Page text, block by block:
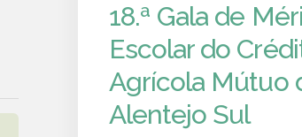
18.ª Gala de
Escolar do
Agrícola Mútuo
Alentejo Sul